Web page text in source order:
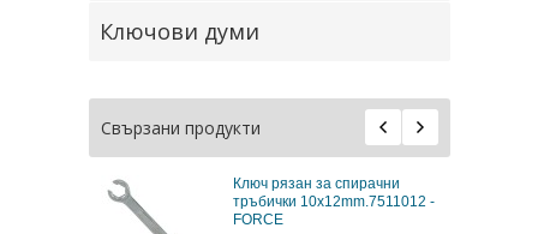
Ключови думи
Свързани продукти
Ключ рязан за спирачни
тръбички 10х12mm.7511012 -
FORCE